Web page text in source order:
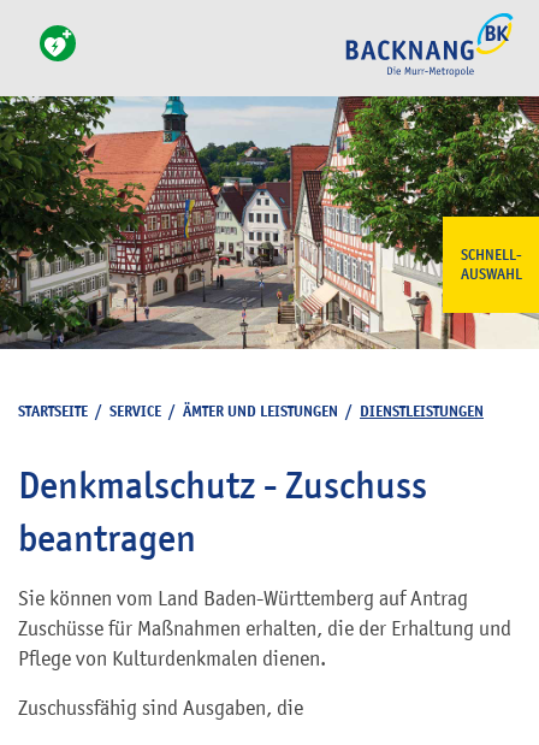
SCHNELL-
AUSWAHL
STARTSEITE / SERVICE / ÄMTER UND LEISTUNGEN / DIENSTLEISTUNGEN
Denkmalschutz - Zuschuss
beantragen
Sie können vom Land Baden-Württemberg auf Antrag
Zuschüsse für Maßnahmen erhalten, die der Erhaltung und
Pflege von Kulturdenkmalen dienen.
Zuschussfähig sind Ausgaben, die